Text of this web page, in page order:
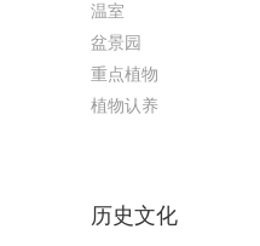
温室
盆景园
重点植物
植物认养
历史文化